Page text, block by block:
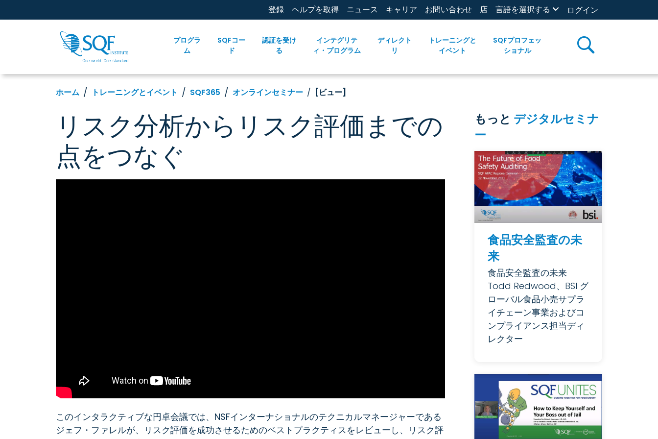
登録 ヘルプを取得 ニュース キャリア お問い合わせ 店 言語を選択する ログイン
プログラ
ム
SQFコー
ド
認証を受け
る
インテグリテ
ィ・プログラム
ディレクト
リ
トレーニングと
イベント
SQFプロフェッ
ショナル
ホーム トレーニングとイベント SQF365 オンラインセミナー [ビュー]
リスク分析からリスク評価までの
点をつなぐ
このインタラクティブな円卓会議では、NSFインターナショナルのテクニカルマネージャーである
ジェフ・ファレルが、リスク評価を成功させるためのベストプラクティスをレビューし、リスク評
もっと デジタルセミナ
ー
食品安全監査の未
来
食品安全監査の未来
Todd Redwood、BSI グ
ローバル食品小売サプラ
イチェーン事業およびコ
ンプライアンス担当ディ
レクター